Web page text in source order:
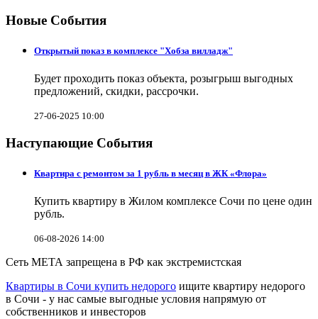
Новые События
Открытый показ в комплексе "Хобза вилладж"
Будет проходить показ объекта, розыгрыш выгодных
предложений, скидки, рассрочки.
27-06-2025 10:00
Наступающие События
Квартира с ремонтом за 1 рубль в месяц в ЖК «Флора»
Купить квартиру в Жилом комплексе Сочи по цене один
рубль.
06-08-2026 14:00
Сеть МЕТА запрещена в РФ как экстремистская
Квартиры в Сочи купить недорого ищите квартиру недорого
в Сочи - у нас самые выгодные условия напрямую от
собственников и инвесторов